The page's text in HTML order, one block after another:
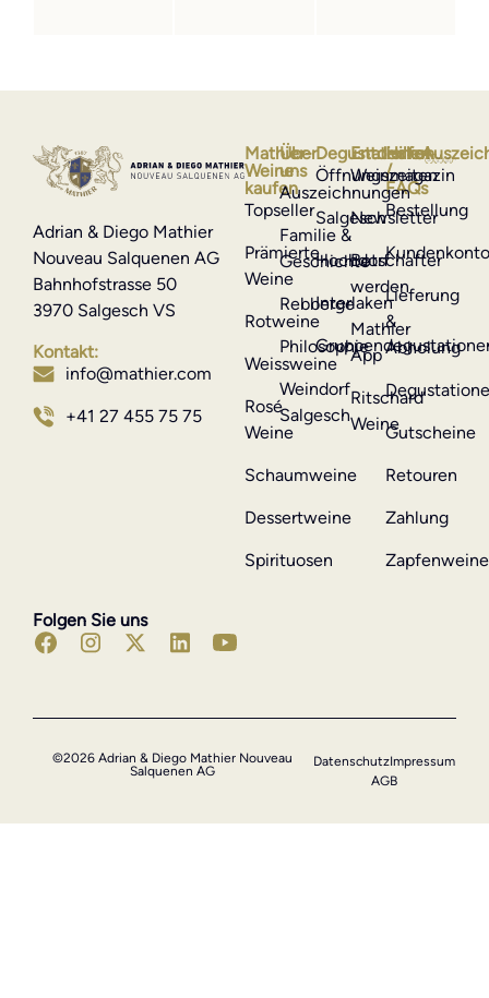
Adrian & Diego Mathier
Nouveau Salquenen AG
Bahnhofstrasse 50
3970 Salgesch VS
Kontakt:
info@mathier.com
+41 27 455 75 75
Folgen Sie uns
Mathier-
Weine
kaufen
Topseller
Prämierte
Weine
Rotweine
Weissweine
Rosé
Weine
Schaumweine
Dessertweine
Spirituosen
Hilfe
/
FAQs
Bestellung
Lieferung
&
Abholung
Gutscheine
Retouren
Zahlung
Zapfenweine
Entdecken
Weinmagazin
Newsletter
Botschafter
werden
Mathier
App
Ritschard
Weine
Degustationen
Öffnungszeiten
Salgesch
Hochdorf
Interlaken
Über
uns
Auszeichnungen
Familie &
Geschichte
Rebberge
Philosophie
Weindorf
Salgesch
©2026 Adrian & Diego Mathier Nouveau
Salquenen AG
DatenschutzImpressum
AGB